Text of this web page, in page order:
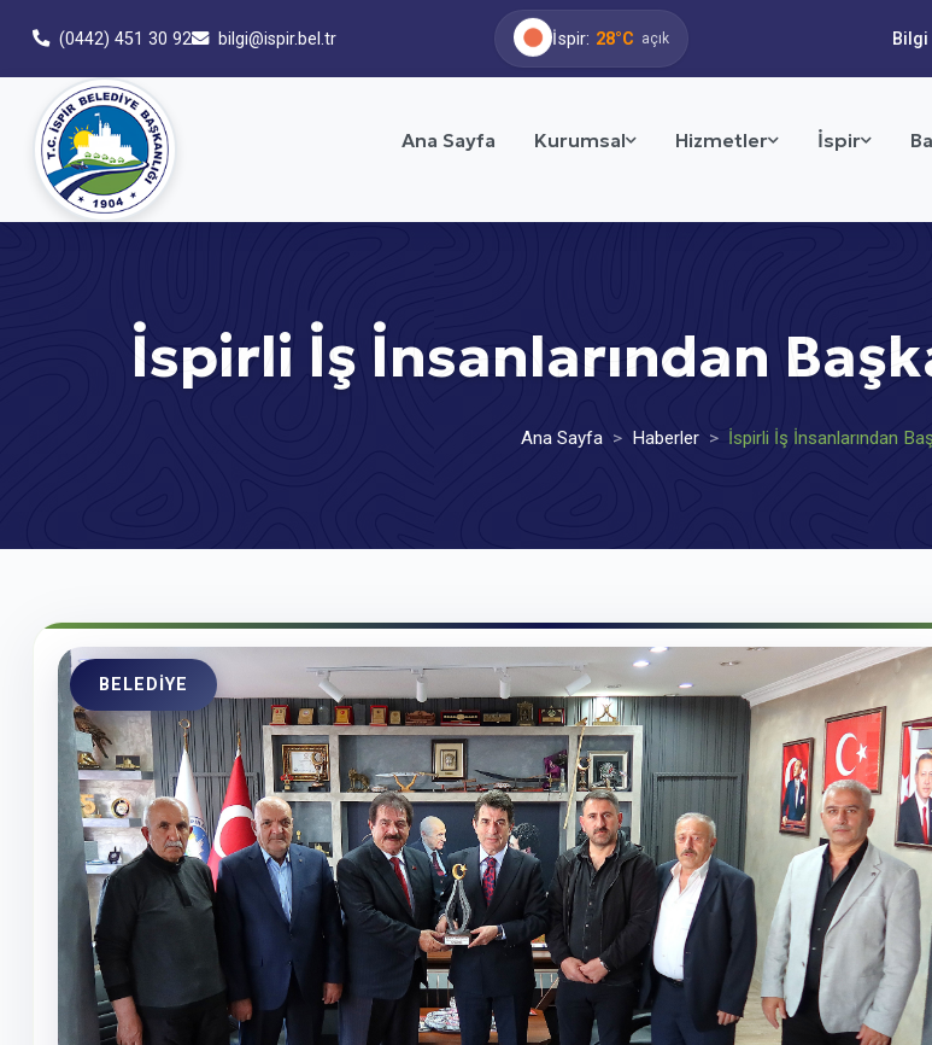
(0442) 451 30 92 bilgi@ispir.bel.tr İspir: 28°C açık Bilgi
Ana Sayfa Kurumsal Hizmetler İspir
İspirli İş İnsanlarından
Ana Sayfa Haberler İspirli İş İnsanlarından
BELEDIYE